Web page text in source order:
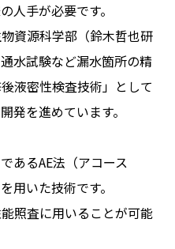
人手が必要です。
資源科学部（鈴木哲也研
水試験など漏水箇所の精
液密性検査技術」として
発を進めています。
あるAE法（アコース
用いた技術です。
照査に用いることが可能